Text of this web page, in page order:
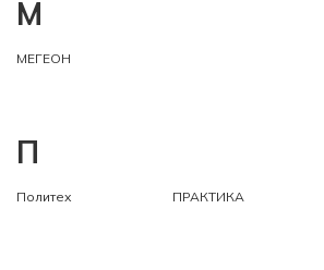
М
МЕГЕОН
П
Политех ПРАКТИКА